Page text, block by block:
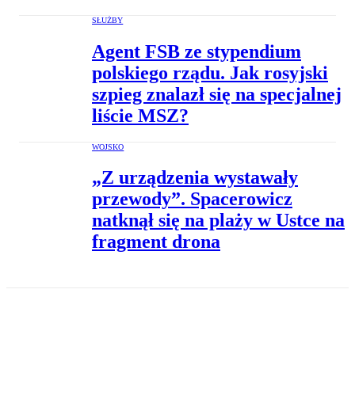
SŁUŻBY
Agent FSB ze stypendium
polskiego rządu. Jak rosyjski
szpieg znalazł się na specjalnej
liście MSZ?
WOJSKO
„Z urządzenia wystawały
przewody”. Spacerowicz
natknął się na plaży w Ustce na
fragment drona